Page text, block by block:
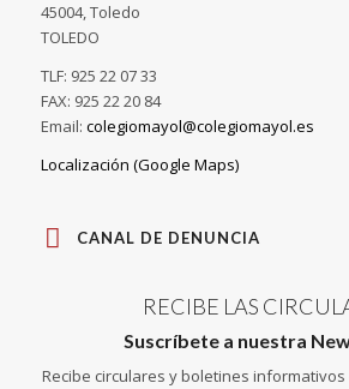
45004, Toledo
TOLEDO
TLF: 925 22 07 33
FAX: 925 22 20 84
Email: colegiomayol@colegiomayol.es
Localización (Google Maps)
CANAL DE DENUNCIA
RECIBE LAS
Suscríbete a nuestra
Recibe circulares y boletines informativos